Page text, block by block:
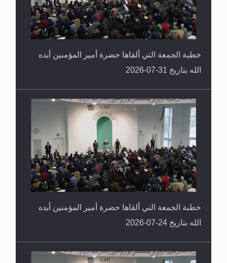
خطبة الجمعة التي ألقاها حضرة أمير المؤمنين أيده
الله بتاريخ 31-07-2026
خطبة الجمعة التي ألقاها حضرة أمير المؤمنين أيده
الله بتاريخ 24-07-2026